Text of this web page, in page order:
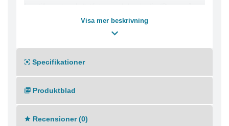
insida bröstficka). Dessutom är fleecejackan justerbar i
Fleecejacka i bekväm microfleece
Bröstficka med dragkedja
Då fleece inte passar så bra ihop med transfer
rekommenderar vi brodyr eller vävt märke istället vid
Visa mer beskrivning
Specifikationer
Produktblad
Recensioner (0)